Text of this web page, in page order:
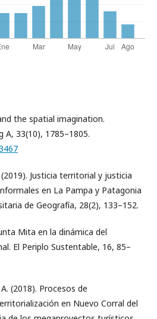
the spatial imagination.
A, 33(10), 1785–1805.
Justicia territorial y justicia
en La Pampa y Patagonia
de Geografía, 28(2), 133–152.
Mita en la dinámica del
El Periplo Sustentable, 16, 85–
(2018). Procesos de
en Nuevo Corral del